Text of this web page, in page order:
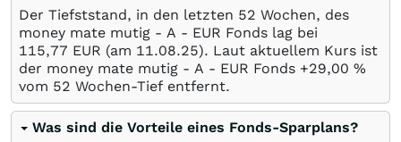
Der Tiefststand, in den letzten 52 Wochen, des
money mate mutig - A - EUR Fonds lag bei
115,77 EUR (am 11.08.25). Laut aktuellem Kurs ist
der money mate mutig - A - EUR Fonds +29,00 %
vom 52 Wochen-Tief entfernt.
Was sind die Vorteile eines Fonds-Sparplans?